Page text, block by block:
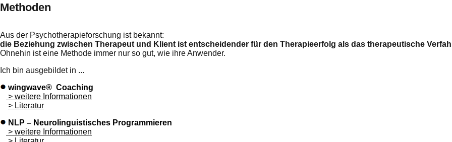
Methoden
Aus der Psychotherapieforschung ist bekannt:
die Beziehung zwischen Therapeut und Klient ist entscheidender für den Therapieerfolg als das therapeutische
Ohnehin ist eine Methode immer nur so gut, wie ihre Anwender.
Ich bin ausgebildet in ...
wingwave® Coaching
> weitere Informationen
> Literatur
NLP – Neurolinguistisches Programmieren
> weitere Informationen